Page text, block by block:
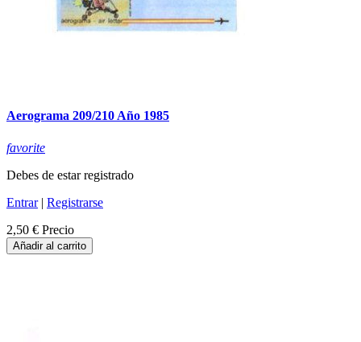
Aerograma 209/210 Año 1985
favorite
Debes de estar registrado
Entrar| Registrarse
2,50 € Precio
Añadir al carrito